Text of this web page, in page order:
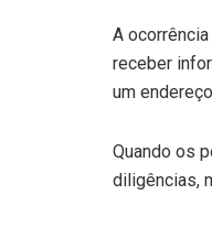
A
receber
um
Quando os
diligências,